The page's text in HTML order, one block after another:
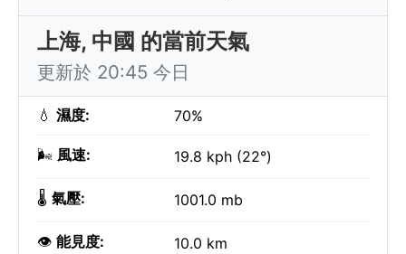
上海, 中國 的當前天氣
更新於 20:45 今日
💧 濕度: 70%
🌬️ 風速: 19.8 kph (22°)
🌡️ 氣壓: 1001.0 mb
👁️ 能見度: 10.0 km